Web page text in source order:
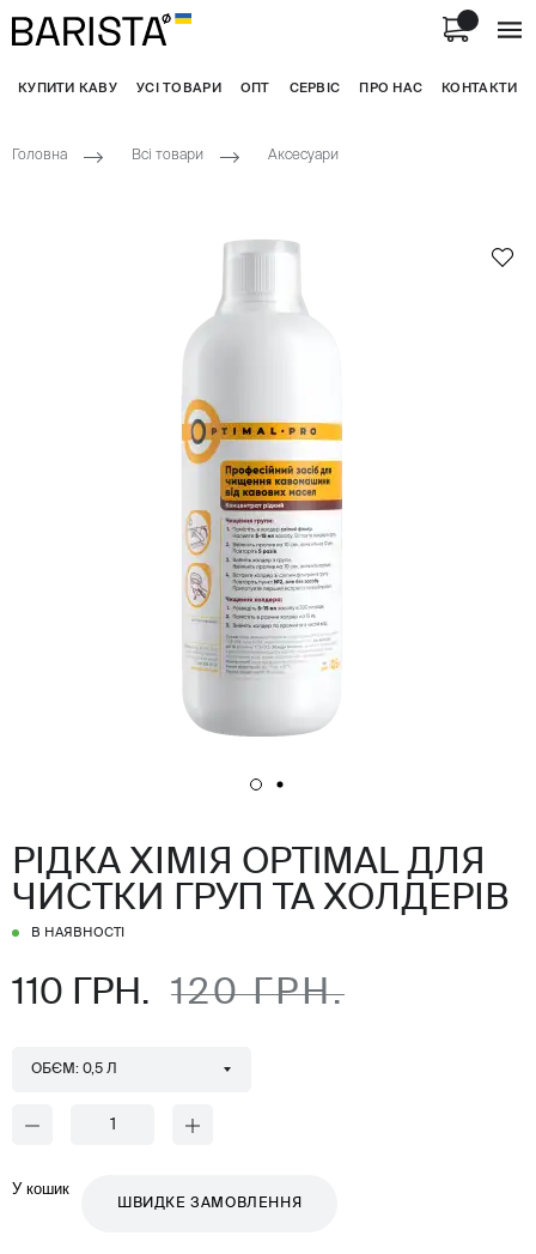
КУПИТИ КАВУ УСІ ТОВАРИ ОПТ СЕРВІС ПРО НАС КОНТАКТИ
Головна Всі товари Аксесуари
РІДКА ХІМІЯ OPTIMAL ДЛЯ
ЧИСТКИ ГРУП ТА ХОЛДЕРІВ
В НАЯВНОСТІ
110 ГРН. 120 ГРН.
ОБЄМ: 0,5 Л
У кошик
ШВИДКЕ ЗАМОВЛЕННЯ